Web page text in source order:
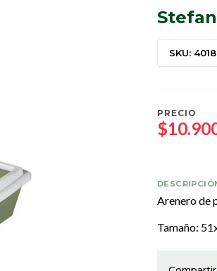
SKU:
PRECIO
Arenero de
Tamaño: